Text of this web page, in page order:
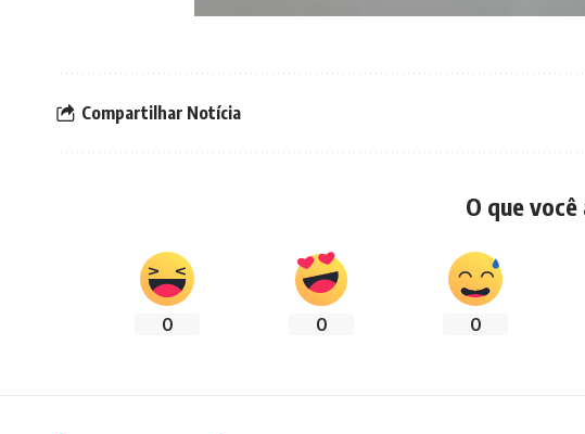
Compartilhar Notícia
O que você
0 0 0